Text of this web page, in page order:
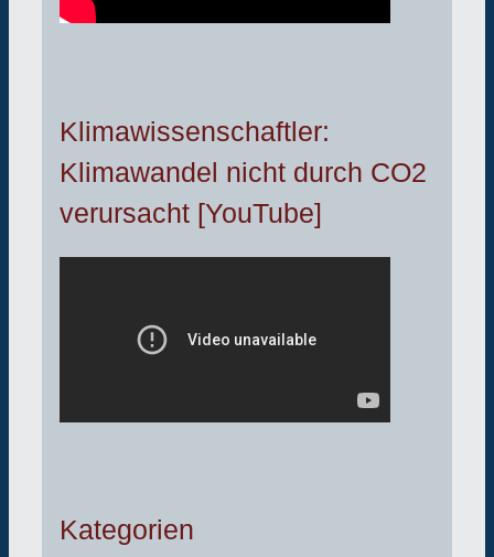
Klimawissenschaftler:
Klimawandel nicht durch CO2
verursacht [YouTube]
Kategorien